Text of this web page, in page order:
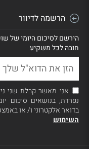
הרשמה לדיוור
הירשם לסיכום היומי של
חובה לכל משקיע
אני מאשר קבלת שני
נפרדת, בנושאים סיכום
בדואר אלקטרוני ו/ או
השימוש